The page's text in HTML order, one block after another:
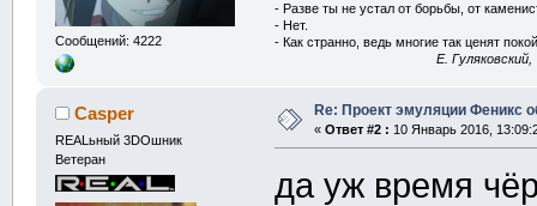
Сообщений: 4222
- Разве ты не устал от борьбы, от
- Нет.
- Как странно, ведь многие так ценят
E.
Casper
REALьный 3DOшник
Ветеран
Re: Проект эмуляции Феникс
« Ответ #2 : 10 Январь 2016,
да уж время